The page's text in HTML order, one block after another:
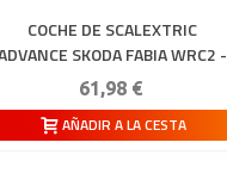
COCHE DE SCALEXTRIC
SKODA FABIA WRC2 -
PEPE LÓPEZ
61,98 €
AÑADIR A LA CESTA